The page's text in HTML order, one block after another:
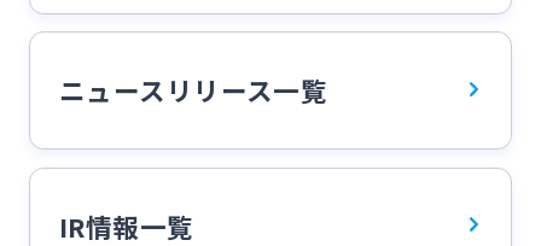
ログオン
よくあるご質問 チャットで相談
ニュースリリース一覧
IR情報一覧